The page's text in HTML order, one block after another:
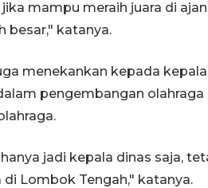
mampu meraih juara di
besar," katanya.
menekankan kepada
pengembangan
jadi kepala dinas saja,
di Lombok Tengah," katanya.